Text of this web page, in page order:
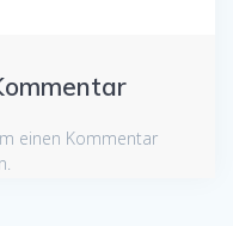
einen Kommentar